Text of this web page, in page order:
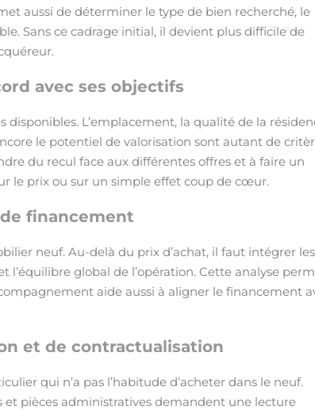
aussi de déterminer le type de bien recherché, le
Sans ce cadrage initial, il devient plus difficile de
avec ses objectifs
L’emplacement, la qualité de la
le potentiel de valorisation sont autant de
du recul face aux différentes offres et à faire un
le prix ou sur un simple effet coup de cœur.
financement
neuf. Au-delà du prix d’achat, il faut intégrer les
l’équilibre global de l’opération. Cette analyse
aide aussi à aligner le financement
et de contractualisation
qui n’a pas l’habitude d’acheter dans le neuf.
et pièces administratives demandent une lecture